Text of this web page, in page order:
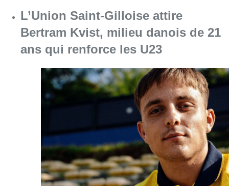
L’Union Saint-Gilloise attire
Bertram Kvist, milieu danois de 21
ans qui renforce les U23